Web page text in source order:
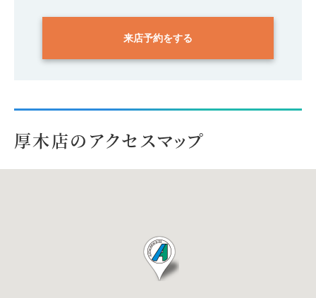
来店予約をする
厚木店のアクセスマップ